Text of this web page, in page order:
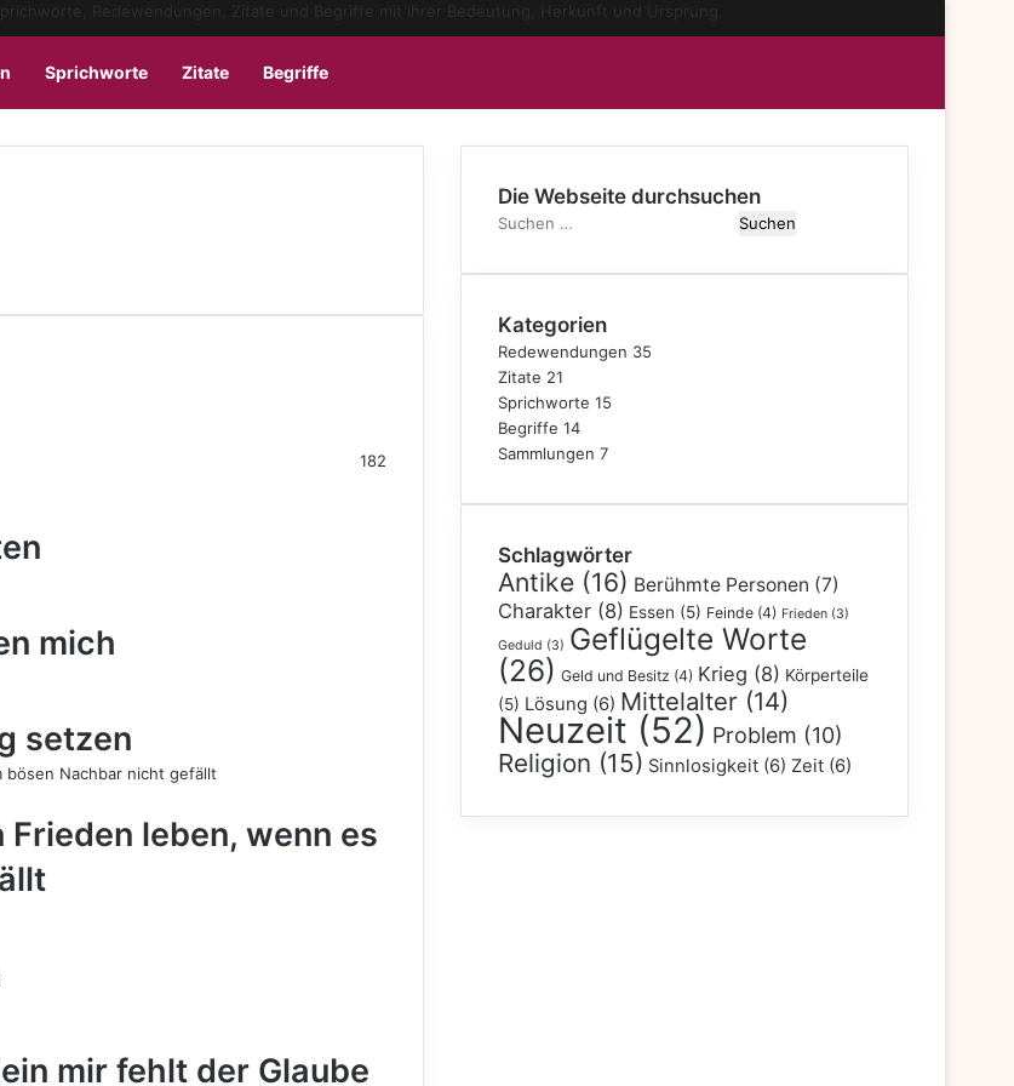
Sprichworte Zitate Begriffe
182
mich
setzen
leben, wenn es
mir fehlt der Glaube
Die Webseite durchsuchen
S
c
e
n
n
a
c
h
Kategorien
Redewendungen 35
Zitate 21
Sprichworte 15
Begriffe 14
Sammlungen 7
Schlagwörter
Antike (16) Berühmte Personen (7)
Charakter (8) Essen (5) Feinde (4) Frieden (3)
Geduld (3) Geflügelte Worte
(26) Geld und Besitz (4) Krieg (8) Körperteile
(5) Lösung (6) Mittelalter (14)
Neuzeit (52) Problem (10)
Religion (15) Sinnlosigkeit (6) Zeit (6)